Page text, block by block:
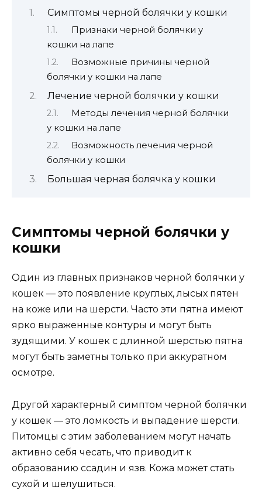
Симптомы черной болячки у кошки
Признаки черной болячки у
кошки на лапе
Возможные причины черной
болячки у кошки на лапе
Лечение черной болячки у кошки
Методы лечения черной болячки
у кошки на лапе
Возможность лечения черной
болячки у кошки
Большая черная болячка у кошки
Симптомы черной болячки у
кошки
Один из главных признаков черной болячки у
кошек — это появление круглых, лысых пятен
на коже или на шерсти. Часто эти пятна имеют
ярко выраженные контуры и могут быть
зудящими. У кошек с длинной шерстью пятна
могут быть заметны только при аккуратном
осмотре.
Другой характерный симптом черной болячки
у кошек — это ломкость и выпадение шерсти.
Питомцы с этим заболеванием могут начать
активно себя чесать, что приводит к
образованию ссадин и язв. Кожа может стать
сухой и шелушиться.